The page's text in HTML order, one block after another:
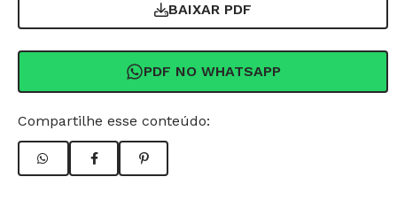
BAIXAR PDF
PDF NO WHATSAPP
Compartilhe esse conteúdo: